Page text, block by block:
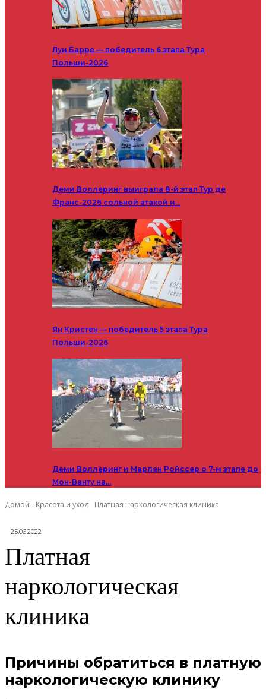
Луи Барре — победитель 6 этапа Тура
Польши-2026
Деми Воллеринг выиграла 8-й этап Тур де
Франс-2026 сольной атакой и…
Ян Кристен — победитель 5 этапа Тура
Польши-2026
Деми Воллеринг и Марлен Ройссер о 7-м этапе до
Мон-Ванту на…
Домой Красота и уход Платная наркологическая клиника
25.06.2022
Платная
наркологическая
клиника
Причины обратиться в платную
наркологическую клинику